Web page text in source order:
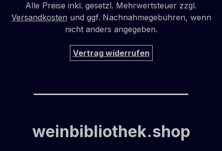
Alle Preise inkl. gesetzl. Mehrwertsteuer zzgl.
Versandkosten und ggf. Nachnahmegebühren, wenn
nicht anders angegeben.
Vertrag widerrufen
weinbibliothek.shop